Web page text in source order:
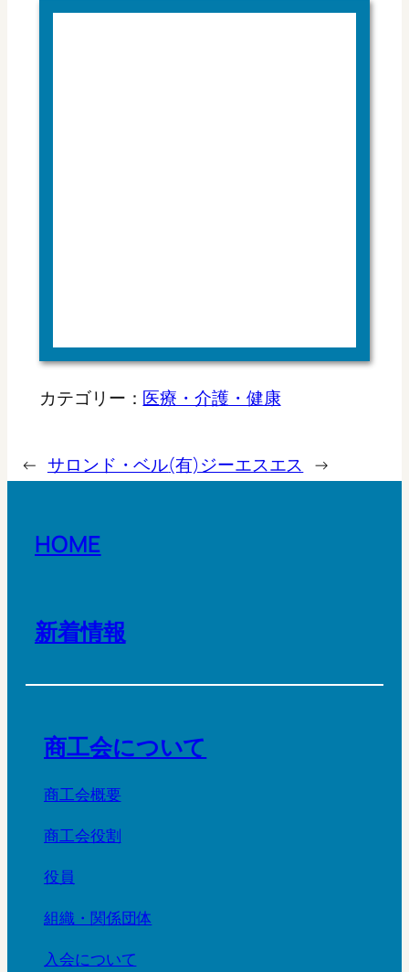
カテゴリー： 医療・介護・健康
← サロンド・ベル(有)ジーエスエス →
HOME
新着情報
商工会について
商工会概要
商工会役割
役員
組織・関係団体
入会について